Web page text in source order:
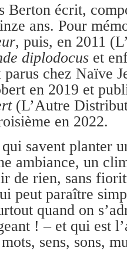
écrit,
ans. Pour
, puis, en 2011
diplodocus et
parus chez Naïve
en 2019 et
(L’Autre
en 2022.
savent planter
ambiance, un
de rien, sans
peut paraître
quand on
! – et qui est
sens, sons,